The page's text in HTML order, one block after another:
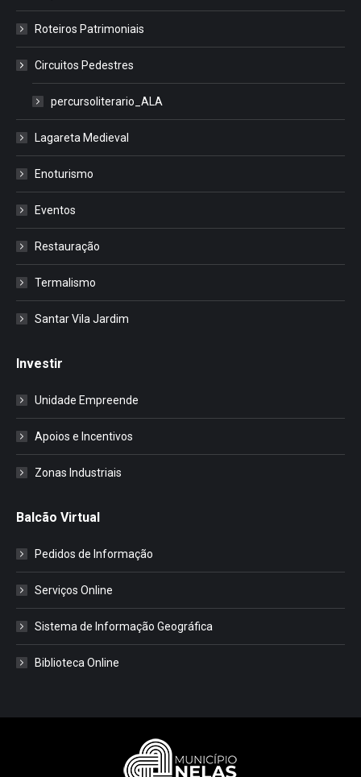
Roteiros Patrimoniais
Circuitos Pedestres
percursoliterario_ALA
Lagareta Medieval
Enoturismo
Eventos
Restauração
Termalismo
Santar Vila Jardim
Investir
Unidade Empreende
Apoios e Incentivos
Zonas Industriais
Balcão Virtual
Pedidos de Informação
Serviços Online
Sistema de Informação Geográfica
Biblioteca Online